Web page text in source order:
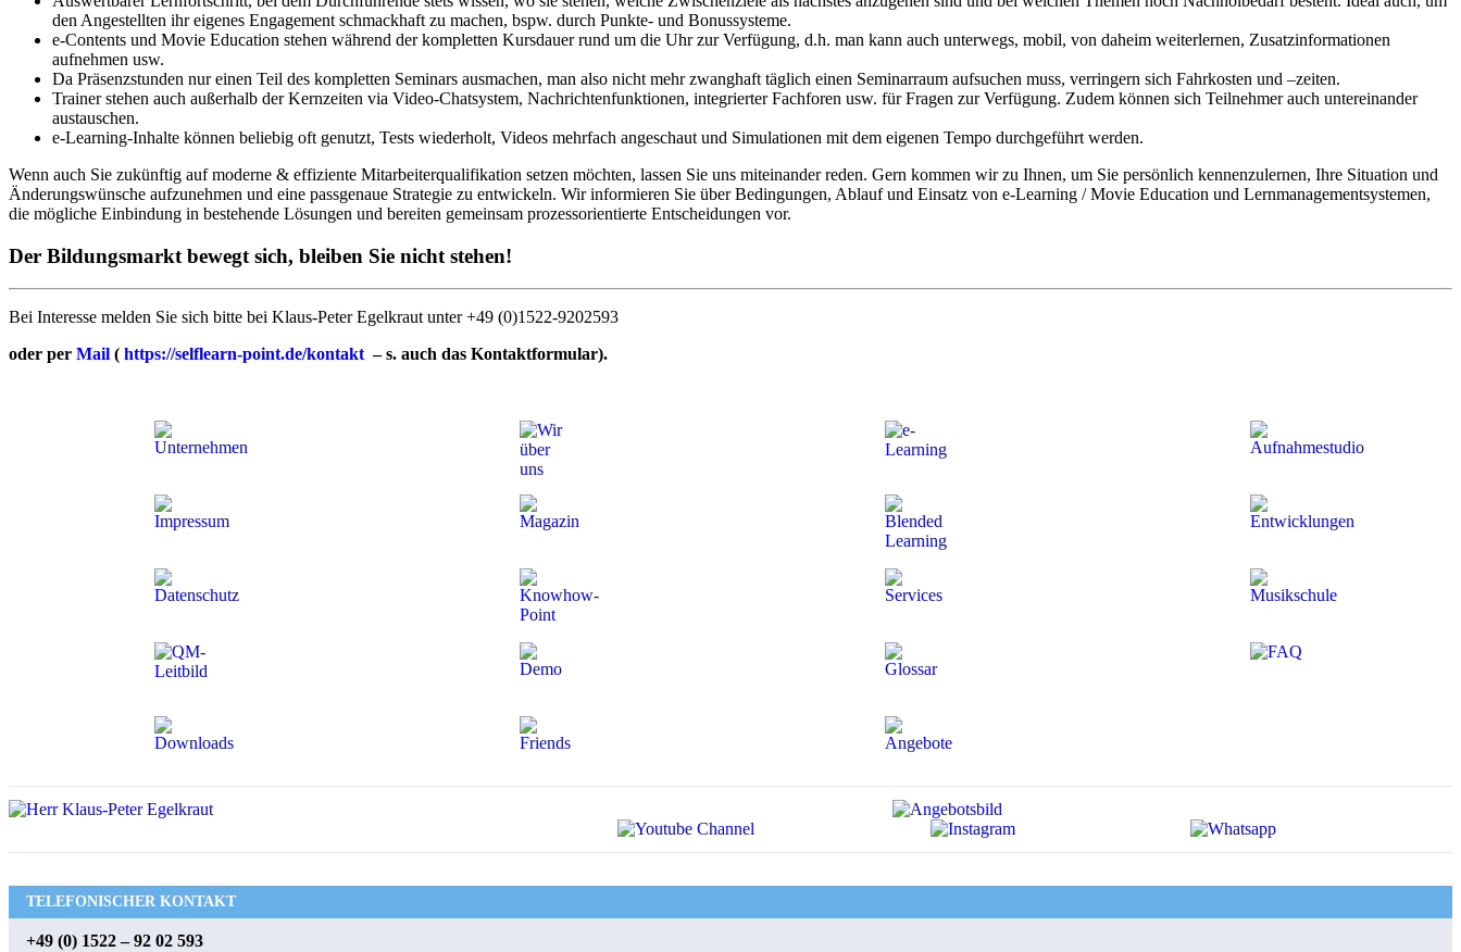
den Angestellten ihr eigenes Engagement schmackhaft zu machen, bspw. durch Punkte- und Bonussysteme.
e-Contents und Movie Education stehen während der kompletten Kursdauer rund um die Uhr zur Verfügung, d.h. man kann auch unterwegs, mobil, von daheim weiterlernen, Zusatzinformationen
aufnehmen usw.
Da Präsenzstunden nur einen Teil des kompletten Seminars ausmachen, man also nicht mehr zwanghaft täglich einen Seminarraum aufsuchen muss, verringern sich Fahrkosten und –zeiten.
Trainer stehen auch außerhalb der Kernzeiten via Video-Chatsystem, Nachrichtenfunktionen, integrierter Fachforen usw. für Fragen zur Verfügung. Zudem können sich Teilnehmer auch untereinander
austauschen.
e-Learning-Inhalte können beliebig oft genutzt, Tests wiederholt, Videos mehrfach angeschaut und Simulationen mit dem eigenen Tempo durchgeführt werden.
Wenn auch Sie zukünftig auf moderne & effiziente Mitarbeiterqualifikation setzen möchten, lassen Sie uns miteinander reden. Gern kommen wir zu Ihnen, um Sie persönlich kennenzulernen, Ihre Situation und
Änderungswünsche aufzunehmen und eine passgenaue Strategie zu entwickeln. Wir informieren Sie über Bedingungen, Ablauf und Einsatz von e-Learning / Movie Education und Lernmanagementsystemen,
die mögliche Einbindung in bestehende Lösungen und bereiten gemeinsam prozessorientierte Entscheidungen vor.
Der Bildungsmarkt bewegt sich, bleiben Sie nicht stehen!
Bei Interesse melden Sie sich bitte bei Klaus-Peter Egelkraut unter +49 (0)1522-9202593
oder per Mail ( https://selflearn-point.de/kontakt – s. auch das Kontaktformular).
TELEFONISCHER KONTAKT
+49 (0) 1522 – 92 02 593